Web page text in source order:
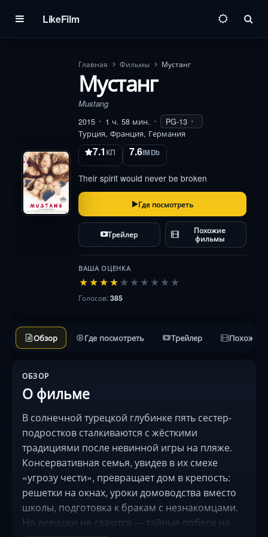
LikeFilm
Главная Фильмы Мустанг
Мустанг
Mustang
2015
1 ч. 58 мин.
PG-13
Турция, Франция, Германия
7.1 КП 7.6IMDb
Their spirit would never be broken
Где посмотреть
Трейлер Похожие
фильмы
ВАША ОЦЕНКА
★★★★ ★ ★ ★ ★ ★ ★
Голосов:385
Обзор Где посмотреть Трейлер Похожие
ОБЗОР
О фильме
В солнечной турецкой глубинке пять сестер-
подростков сталкиваются с жёсткими
традициями после невинной игры на пляже.
Консервативная семья, увидев в их смехе
«угрозу чести», превращает дом в крепость:
решетки на окнах, уроки домоводства вместо
школы, подготовка к бракам с незнакомцами.
Но девушки не сдаются — тайные побеги на